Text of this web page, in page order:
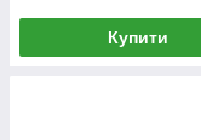
Купити